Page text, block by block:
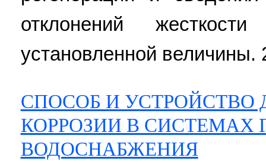
отклонений
установленной
СПОСОБ И УСТРОЙСТВО
КОРРОЗИИ В СИСТЕМАХ
ВОДОСНАБЖЕНИЯ